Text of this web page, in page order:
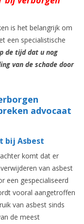
is het belangrijk om
een specialistische
de tijd dat u nog
van de schade door
advocaat
bij Asbest
komt dat er
van asbest
een gespecialiseerd
vooral aangetroffen
van asbest sinds
de meest